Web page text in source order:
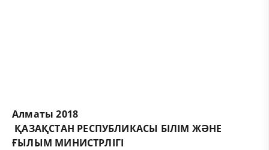
Алматы 2018
ҚАЗАҚСТАН РЕСПУБЛИКАСЫ БІЛІМ ЖӘНЕ
ҒЫЛЫМ МИНИСТРЛІГІ